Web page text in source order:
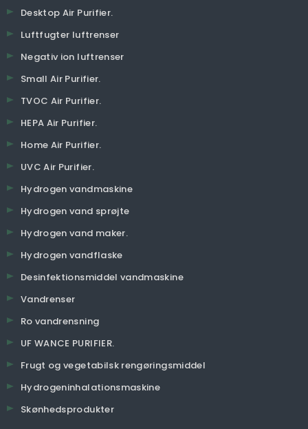
Desktop Air Purifier.
Luftfugter luftrenser
Negativ ion luftrenser
Small Air Purifier.
TVOC Air Purifier.
HEPA Air Purifier.
Home Air Purifier.
UVC Air Purifier.
Hydrogen vandmaskine
Hydrogen vand sprøjte
Hydrogen vand maker.
Hydrogen vandflaske
Desinfektionsmiddel vandmaskine
Vandrenser
Ro vandrensning
UF WANCE PURIFIER.
Frugt og vegetabilsk rengøringsmiddel
Hydrogeninhalationsmaskine
Skønhedsprodukter